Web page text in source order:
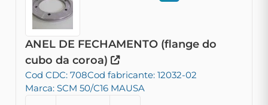
ANEL DE FECHAMENTO (flange do
cubo da coroa)
Cod CDC: 708Cod fabricante: 12032-02
Marca: SCM 50/C16 MAUSA